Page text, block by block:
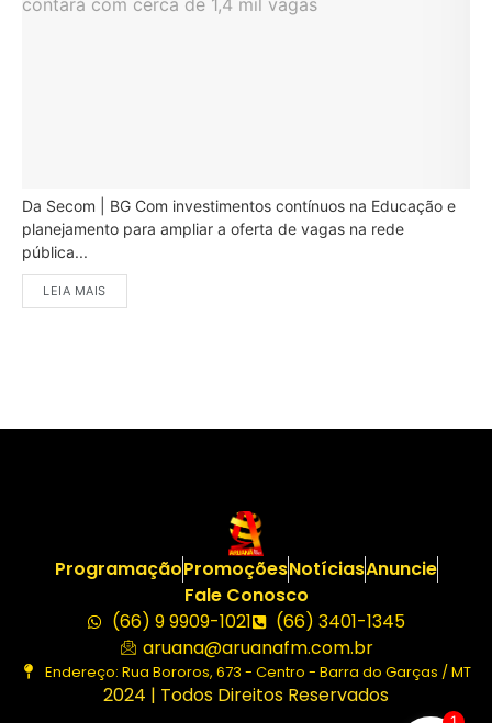
Da Secom | BG Com investimentos contínuos na Educação e
planejamento para ampliar a oferta de vagas na rede
pública...
LEIA MAIS
ProgramaçãoPromoçõesNotíciasAnuncie
Fale Conosco
(66) 9 9909-1021
(66) 3401-1345
aruana@aruanafm.com.br
Endereço: Rua Bororos, 673 - Centro - Barra do Garças / MT
2024 | Todos Direitos Reservados